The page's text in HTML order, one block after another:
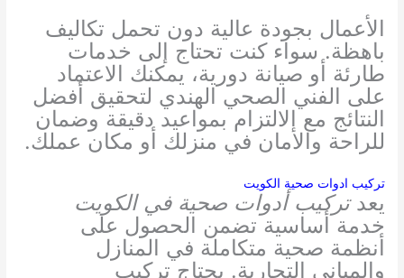
الأعمال بجودة عالية دون تحمل تكاليف
باهظة. سواء كنت تحتاج إلى خدمات
طارئة أو صيانة دورية، يمكنك الاعتماد
على الفني الصحي الهندي لتحقيق أفضل
النتائج مع الالتزام بمواعيد دقيقة وضمان
للراحة والأمان في منزلك أو مكان عملك.
تركيب ادوات صحية الكويت
يعدتركيب أدوات صحية في الكويت
خدمة أساسية تضمن الحصول على
أنظمة صحية متكاملة في المنازل
والمباني التجارية. يحتاج تركيب